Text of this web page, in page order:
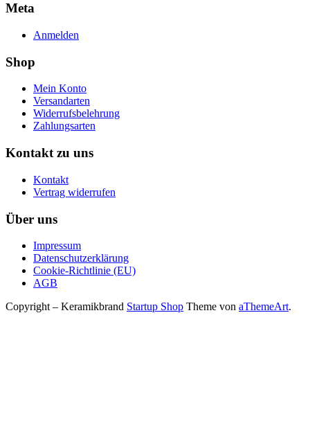
Meta
Anmelden
Shop
Mein Konto
Versandarten
Widerrufsbelehrung
Zahlungsarten
Kontakt zu uns
Kontakt
Vertrag widerrufen
Über uns
Impressum
Datenschutzerklärung
Cookie-Richtlinie (EU)
AGB
Copyright – Keramikbrand Startup Shop Theme von aThemeArt.